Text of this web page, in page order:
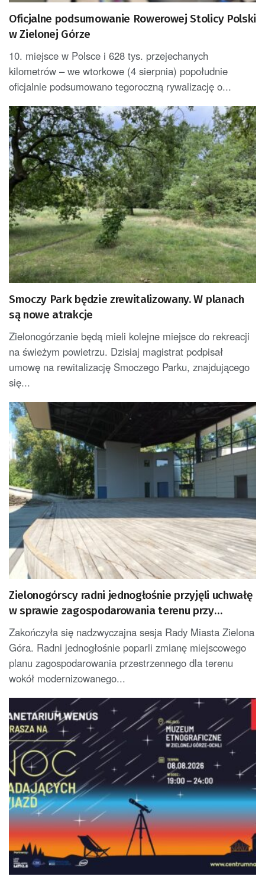
Oficjalne podsumowanie Rowerowej Stolicy Polski
w Zielonej Górze
10. miejsce w Polsce i 628 tys. przejechanych
kilometrów – we wtorkowe (4 sierpnia) popołudnie
oficjalnie podsumowano tegoroczną rywalizację o...
Smoczy Park będzie zrewitalizowany. W planach
są nowe atrakcje
Zielonogórzanie będą mieli kolejne miejsce do rekreacji
na świeżym powietrzu. Dzisiaj magistrat podpisał
umowę na rewitalizację Smoczego Parku, znajdującego
się...
Zielonogórscy radni jednogłośnie przyjęli uchwałę
w sprawie zagospodarowania terenu przy
amfiteatrze
Zakończyła się nadzwyczajna sesja Rady Miasta Zielona
Góra. Radni jednogłośnie poparli zmianę miejscowego
planu zagospodarowania przestrzennego dla terenu
wokół modernizowanego...